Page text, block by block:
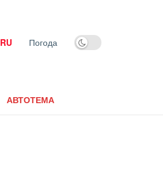
RU Погода
АВТОТЕМА